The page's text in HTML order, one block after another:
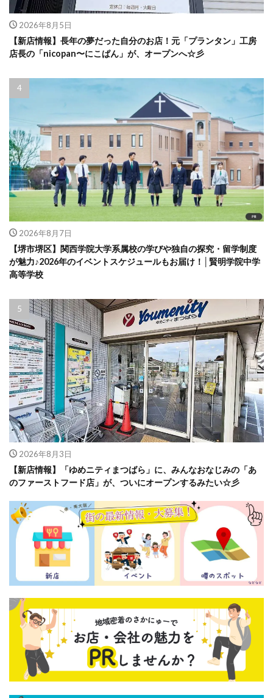
2026年8月5日
【新店情報】長年の夢だった自分のお店！元「プランタン」工房
店長の「nicopan〜にこぱん」が、オープンへ☆彡
2026年8月7日
【堺市堺区】関西学院大学系属校の学びや独自の探究・留学制度
が魅力♪2026年のイベントスケジュールもお届け！│賢明学院中学
高等学校
2026年8月3日
【新店情報】「ゆめニティまつばら」に、みんなおなじみの「あ
のファーストフード店」が、ついにオープンするみたい☆彡